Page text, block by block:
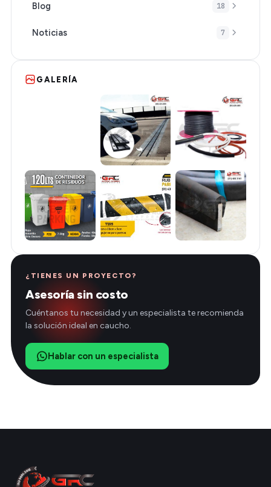
Blog 18
Noticias 7
GALERÍA
¿TIENES UN PROYECTO?
Asesoría sin costo
Cuéntanos tu necesidad y un especialista te recomienda
la solución ideal en caucho.
Hablar con un especialista